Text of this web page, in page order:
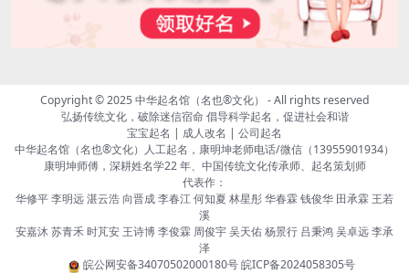
Copyright © 2025中华起名馆（名也®文化） - All rights reserved
弘扬传统文化，破除迷信宿命 倡导科学起名，促进社会和谐
宝宝起名 | 成人改名 | 公司起名
中华起名馆（名也®文化）人工起名，康明坤老师电话/微信（13955901934）
康明坤师傅，深耕姓名学22 年、中国传统文化传承师、起名策划师
代表作：
华修平 李明远 湛云浩 向晋成 李春江 何知夏 林星彤 华春霖 钱俊华 田承霖 王若
溪
安嘉沐 苏青禾 时芃安 王诗博 李俊霖 周俊宇 吴天佑 杨景行 吕秉鸿 吴卓远 李承
泽
皖公网安备34070502000180号皖ICP备2024058305号